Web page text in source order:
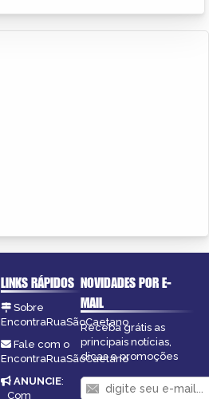
LINKS RÁPIDOS
Sobre
EncontraRuaSãoCaetano
Fale com o
EncontraRuaSãoCaetano
ANUNCIE:
Com
NOVIDADES POR E-
MAIL
Receba grátis as
principais notícias,
dicas e promoções